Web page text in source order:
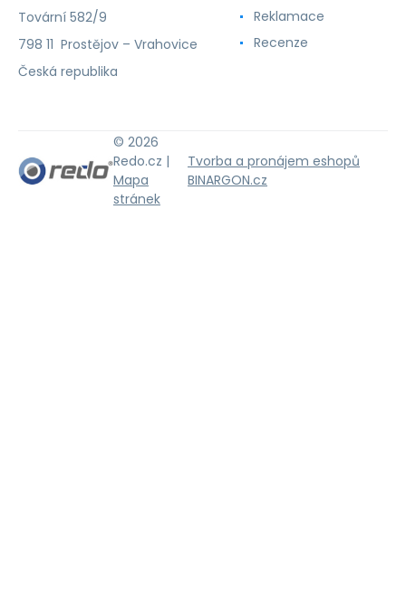
Tovární 582/9
798 11 Prostějov – Vrahovice
Česká republika
Reklamace
Recenze
© 2026
Redo.cz |
Mapa
stránek
Tvorba a pronájem eshopů
BINARGON.cz